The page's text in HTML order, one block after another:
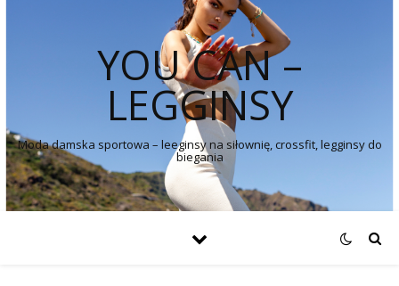
YOU CAN –
LEGGINSY
Moda damska sportowa – leeginsy na siłownię, crossfit, legginsy do
biegania